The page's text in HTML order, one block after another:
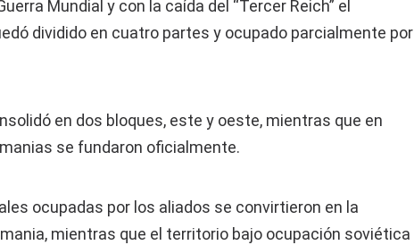
Mundial y con la caída del “Tercer Reich” el
dividido en cuatro partes y ocupado parcialmente por
en dos bloques, este y oeste, mientras que en
se fundaron oficialmente.
ocupadas por los aliados se convirtieron en la
mientras que el territorio bajo ocupación soviética